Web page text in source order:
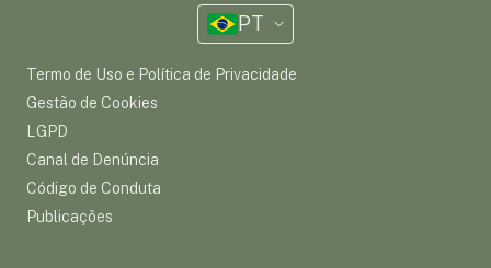
PT
Termo de Uso e Política de Privacidade
Gestão de Cookies
LGPD
Canal de Denúncia
Código de Conduta
Publicações